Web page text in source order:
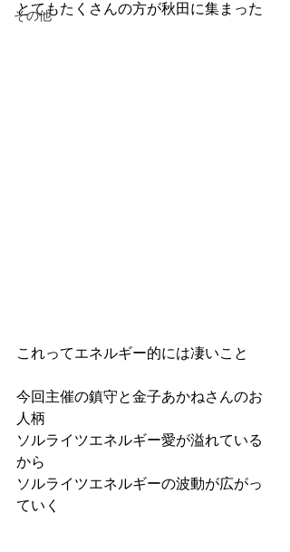
その他
とてもたくさんの方が秋田に集まった
これってエネルギー的には凄いこと
今回主催の鎮守と金子あかねさんのお
人柄
ソルライツエネルギー愛が溢れている
から
ソルライツエネルギーの波動が広がっ
ていく